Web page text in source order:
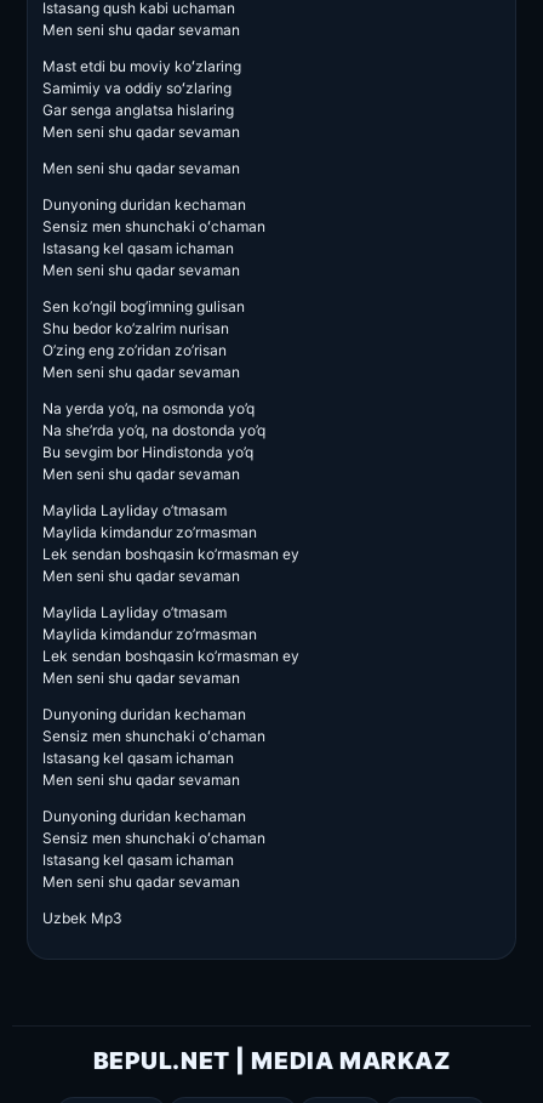
Istasang qush kabi uchaman
Men seni shu qadar sevaman
Mast etdi bu moviy koʻzlaring
Samimiy va oddiy soʻzlaring
Gar senga anglatsa hislaring
Men seni shu qadar sevaman
Men seni shu qadar sevaman
Dunyoning duridan kechaman
Sensiz men shunchaki oʻchaman
Istasang kel qasam ichaman
Men seni shu qadar sevaman
Sen ko’ngil bog’imning gulisan
Shu bedor ko’zalrim nurisan
O’zing eng zo’ridan zo’risan
Men seni shu qadar sevaman
Na yerda yo’q, na osmonda yo’q
Na she’rda yo’q, na dostonda yo’q
Bu sevgim bor Hindistonda yo’q
Men seni shu qadar sevaman
Maylida Layliday o’tmasam
Maylida kimdandur zo’rmasman
Lek sendan boshqasin ko’rmasman ey
Men seni shu qadar sevaman
Maylida Layliday o’tmasam
Maylida kimdandur zo’rmasman
Lek sendan boshqasin ko’rmasman ey
Men seni shu qadar sevaman
Dunyoning duridan kechaman
Sensiz men shunchaki oʻchaman
Istasang kel qasam ichaman
Men seni shu qadar sevaman
Dunyoning duridan kechaman
Sensiz men shunchaki oʻchaman
Istasang kel qasam ichaman
Men seni shu qadar sevaman
Uzbek Mp3
BEPUL.NET | MEDIA MARKAZ